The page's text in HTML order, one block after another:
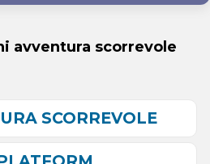
avventura scorrevole
SCORREVOLE